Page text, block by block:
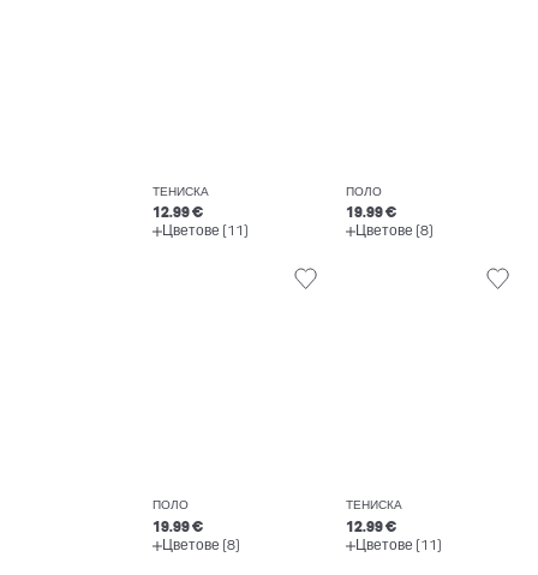
ТЕНИСКА
12.99 €
Цветове (11)
ПОЛО
19.99 €
Цветове (8)
ПОЛО
19.99 €
Цветове (8)
ТЕНИСКА
12.99 €
Цветове (11)